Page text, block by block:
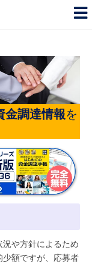
金調達情報を
や方針によるため
額ですが、応募者